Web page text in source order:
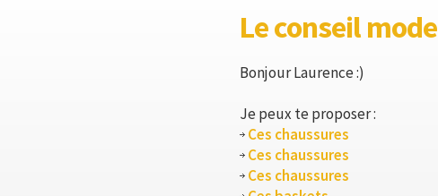
Le conseil mode
Bonjour Laurence :)
Je peux te proposer :
Ces chaussures
Ces chaussures
Ces chaussures